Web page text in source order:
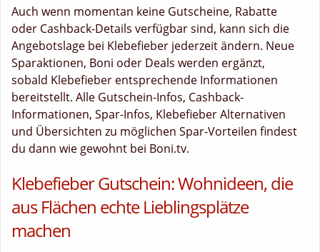
Auch wenn momentan keine Gutscheine, Rabatte
oder Cashback-Details verfügbar sind, kann sich die
Angebotslage bei Klebefieber jederzeit ändern. Neue
Sparaktionen, Boni oder Deals werden ergänzt,
sobald Klebefieber entsprechende Informationen
bereitstellt. Alle Gutschein-Infos, Cashback-
Informationen, Spar-Infos, Klebefieber Alternativen
und Übersichten zu möglichen Spar-Vorteilen findest
du dann wie gewohnt bei Boni.tv.
Klebefieber Gutschein: Wohnideen, die
aus Flächen echte Lieblingsplätze
machen